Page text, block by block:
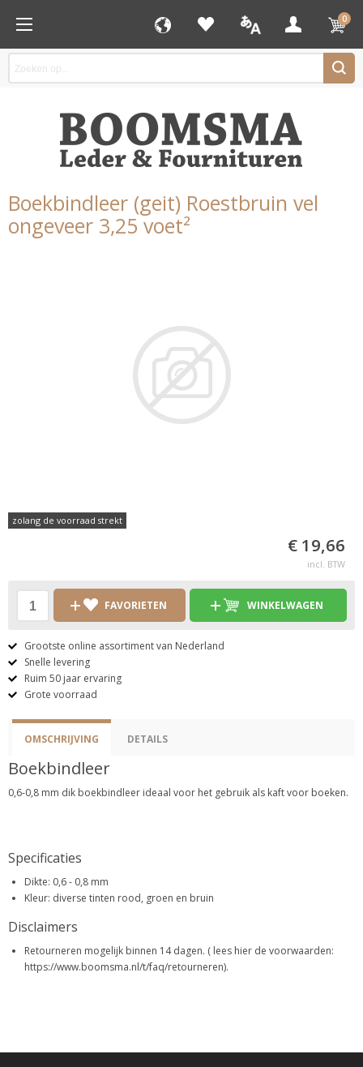
0
Boekbindleer (geit) Roestbruin vel
ongeveer 3,25 voet²
zolang de voorraad strekt
€ 19,66
incl. BTW
FAVORIETEN WINKELWAGEN
Grootste online assortiment van Nederland
Snelle levering
Ruim 50 jaar ervaring
Grote voorraad
OMSCHRIJVING DETAILS
Boekbindleer
0,6-0,8 mm dik boekbindleer ideaal voor het gebruik als kaft voor boeken.
Specificaties
Dikte: 0,6 - 0,8 mm
Kleur: diverse tinten rood, groen en bruin
Disclaimers
Retourneren mogelijk binnen 14 dagen. ( lees hier de voorwaarden:
https://www.boomsma.nl/t/faq/retourneren).